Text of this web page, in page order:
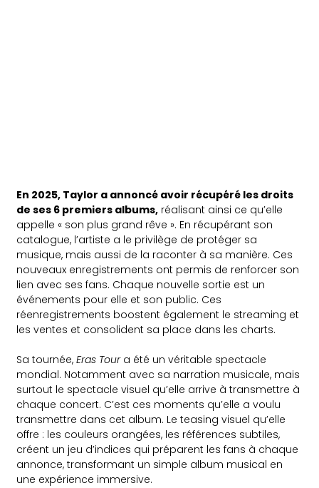
En 2025, Taylor a annoncé avoir récupéré les droits
de ses 6 premiers albums, réalisant ainsi ce qu’elle
appelle « son plus grand rêve ». En récupérant son
catalogue, l’artiste a le privilège de protéger sa
musique, mais aussi de la raconter à sa manière. Ces
nouveaux enregistrements ont permis de renforcer son
lien avec ses fans. Chaque nouvelle sortie est un
événements pour elle et son public. Ces
réenregistrements boostent également le streaming et
les ventes et consolident sa place dans les charts.
Sa tournée,Eras Toura été un véritable spectacle
mondial. Notamment avec sa narration musicale, mais
surtout le spectacle visuel qu’elle arrive à transmettre à
chaque concert. C’est ces moments qu’elle a voulu
transmettre dans cet album. Le teasing visuel qu’elle
offre : les couleurs orangées, les références subtiles,
créent un jeu d’indices qui préparent les fans à chaque
annonce, transformant un simple album musical en
une expérience immersive.